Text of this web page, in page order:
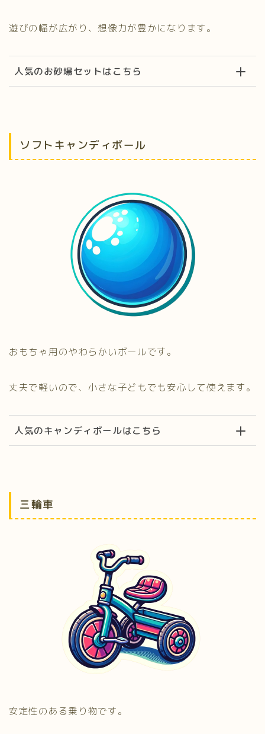
遊びの幅が広がり、想像力が豊かになります。
人気のお砂場セットはこちら
ソフトキャンディボール
おもちゃ用のやわらかいボールです。
丈夫で軽いので、小さな子どもでも安心して使えます。
人気のキャンディボールはこちら
三輪車
安定性のある乗り物です。